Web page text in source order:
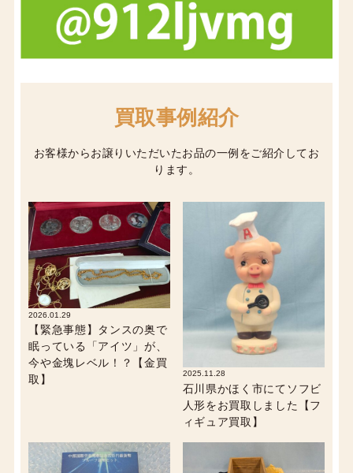
買取事例紹介
お客様からお譲りいただいたお品の一例をご紹介してお
ります。
2026.01.29
【緊急事態】タンスの奥で
眠っている「アイツ」が、
今や金塊レベル！？【金買
取】
2025.11.28
石川県かほく市にてソフビ
人形をお買取しました【フ
ィギュア買取】